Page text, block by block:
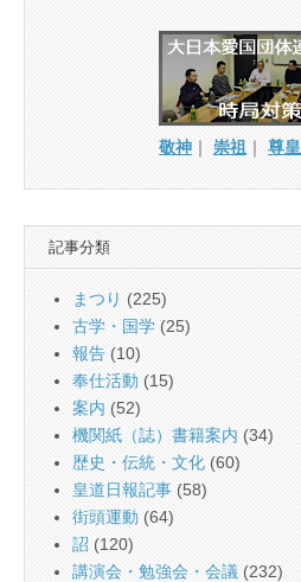
敬神 ｜ 崇祖 ｜ 尊皇
記事分類
まつり (225)
古学・国学 (25)
報告 (10)
奉仕活動 (15)
案内 (52)
機関紙（誌）書籍案内 (34)
歴史・伝統・文化 (60)
皇道日報記事 (58)
街頭運動 (64)
詔 (120)
講演会・勉強会・会議 (232)